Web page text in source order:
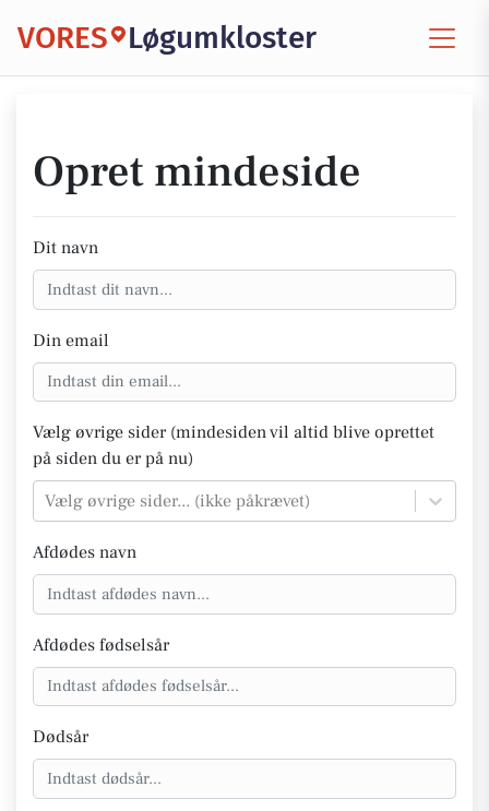
VORES Løgumkloster
Opret mindeside
Dit navn
Din email
Vælg øvrige sider (mindesiden vil altid blive oprettet
på siden du er på nu)
Vælg øvrige sider... (ikke påkrævet)
Afdødes navn
Afdødes fødselsår
Dødsår